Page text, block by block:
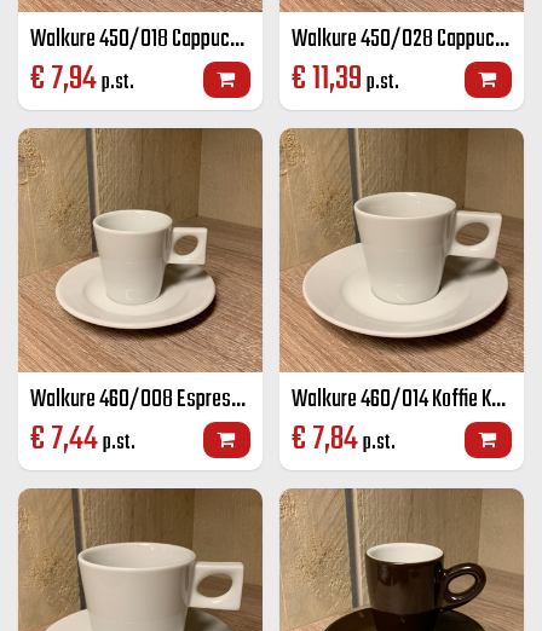
Walkure 450/018 Cappuccino K+S wit 18 cl
€7,94p.st.
Walkure 450/028 Cappuccino groot K+S wit 28 cl
€11,39p.st.
Walkure 460/008 Espresso K+S wit 8 cl
€7,44p.st.
Walkure 460/014 Koffie K+S wit 14 cl
€7,84p.st.